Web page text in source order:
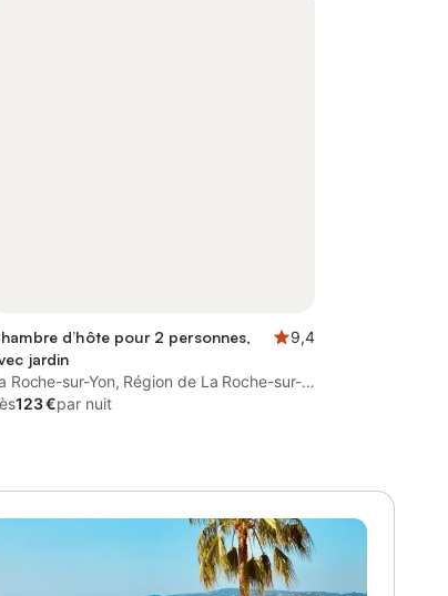
d’hôte pour 2 personnes,
jardin
9,4
Roche-sur-Yon, Région de La Roche-sur-
123 €par nuit